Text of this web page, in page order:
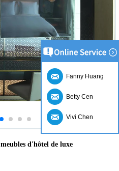
d'hôtel de luxe
Fanny Huang
Betty Cen
Vivi Chen